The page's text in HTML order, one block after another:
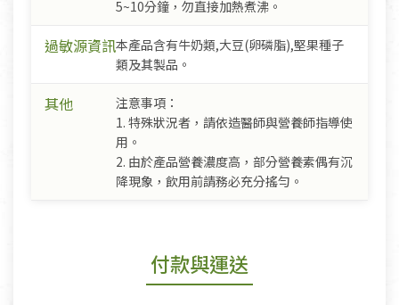
5~10分鐘，勿直接加熱煮沸。
過敏源資訊本產品含有牛奶類,大豆(卵磷脂),堅果種子
類及其製品。
其他
注意事項：
1. 特殊狀況者，請依造醫師與營養師指導使
用。
2. 由於產品營養濃度高，部分營養素偶有沉
降現象，飲用前請務必充分搖勻。
付款與運送